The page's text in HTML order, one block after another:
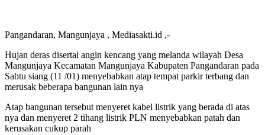
Pangandaran, Mangunjaya , Mediasakti.id ,-
Hujan deras disertai angin kencang yang melanda wilayah Desa
Mangunjaya Kecamatan Mangunjaya Kabupaten Pangandaran pada
Sabtu siang (11 /01) menyebabkan atap tempat parkir terbang dan
merusak beberapa bangunan lain nya
Atap bangunan tersebut menyeret kabel listrik yang berada di atas
nya dan menyeret 2 tihang listrik PLN menyebabkan patah dan
kerusakan cukup parah